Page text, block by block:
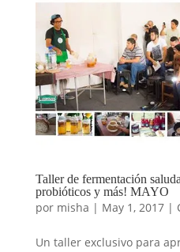
Taller de fermentación
probióticos y más! MAYO
por misha | May 1, 2017|
Un taller exclusivo para